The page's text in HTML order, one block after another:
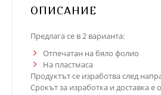
ОПИСАНИЕ
Предлага се в 2 варианта:
Отпечатан на бяло фолио
На пластмаса
Продуктът се изработва след
Срокът за изработка и доставка е